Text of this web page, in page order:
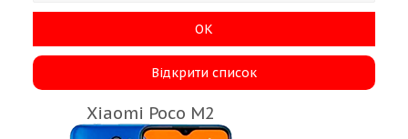
ОК
Відкрити список
Xiaomi Poco M2